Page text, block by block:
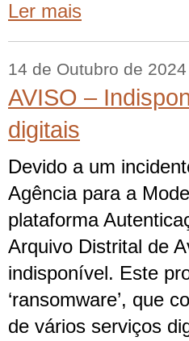
Ler mais
14 de Outubro de 2024
AVISO –
digitais
Devido a um
Agência para a
plataforma
Arquivo Distrital de
indisponível. Este
‘ransomware’, que
de vários serviços